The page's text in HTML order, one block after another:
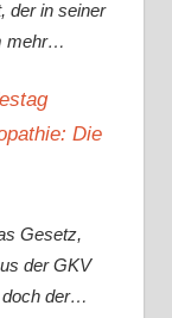
der in seiner
mehr…
Die
Gesetz,
der GKV
doch der…